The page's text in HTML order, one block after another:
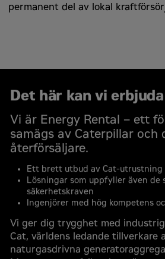
permanent del av lokal
Det här kan vi erbjuda
Vi är Energy Rental – ett
samägs av Caterpillar och
återförsäljare.
Ett brett utbud av Cat-utrustning
Lösningar som uppfyller även de
säkerhetskraven
Ingenjörer med hög kompetens
Vi ger dig trygghet med
Cat, världens ledande tillverkare
naturgasdrivna